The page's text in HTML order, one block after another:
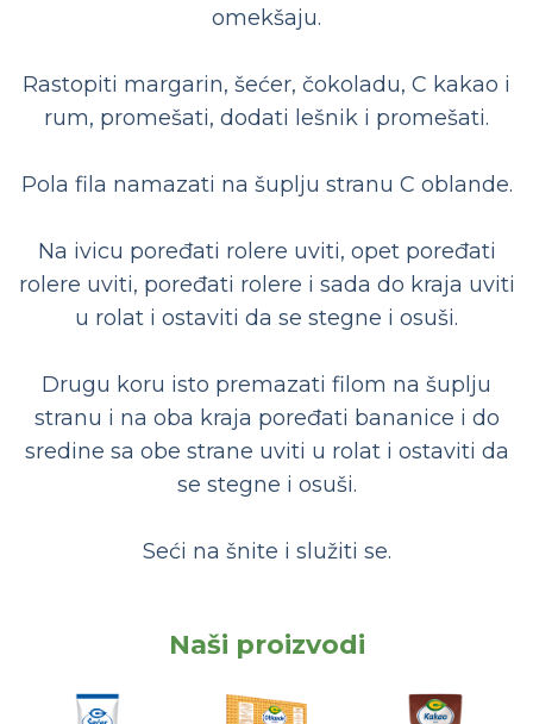
omekšaju.
Rastopiti margarin, šećer, čokoladu, C kakao i
rum, promešati, dodati lešnik i promešati.
Pola fila namazati na šuplju stranu C oblande.
Na ivicu poređati rolere uviti, opet poređati
rolere uviti, poređati rolere i sada do kraja uviti
u rolat i ostaviti da se stegne i osuši.
Drugu koru isto premazati filom na šuplju
stranu i na oba kraja poređati bananice i do
sredine sa obe strane uviti u rolat i ostaviti da
se stegne i osuši.
Seći na šnite i služiti se.
Naši proizvodi